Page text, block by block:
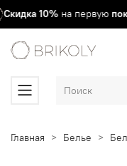
Скидка10%на первую
Главная Белье